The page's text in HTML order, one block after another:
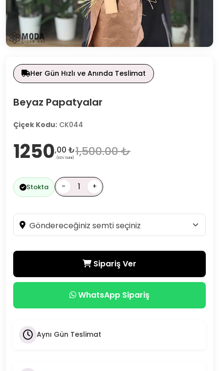
Her Gün Hızlı ve Anında Teslimat
Beyaz Papatyalar
Çiçek Kodu: CK044
1250,00 ₺
(KDV Dahil) 1,500.00 ₺
Stokta - +
Sipariş Ver
WhatsApp Sipariş
Aynı Gün Teslimat